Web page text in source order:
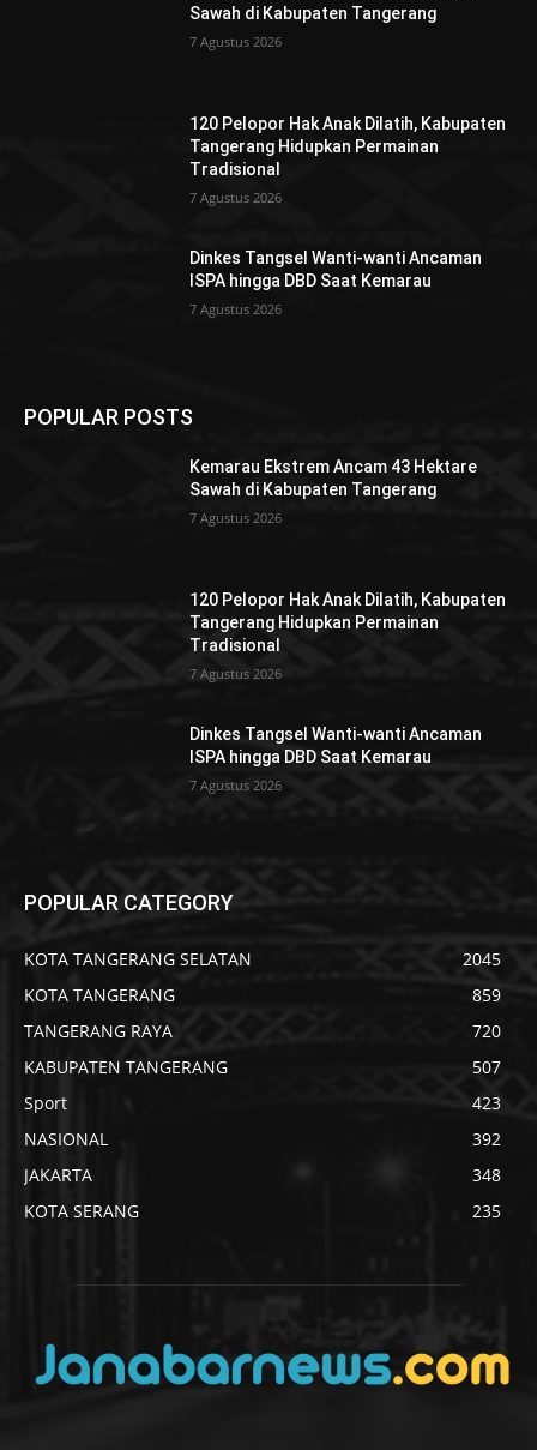
Sawah di Kabupaten Tangerang
7 Agustus 2026
120 Pelopor Hak Anak Dilatih, Kabupaten
Tangerang Hidupkan Permainan
Tradisional
7 Agustus 2026
Dinkes Tangsel Wanti-wanti Ancaman
ISPA hingga DBD Saat Kemarau
7 Agustus 2026
POPULAR POSTS
Kemarau Ekstrem Ancam 43 Hektare
Sawah di Kabupaten Tangerang
7 Agustus 2026
120 Pelopor Hak Anak Dilatih, Kabupaten
Tangerang Hidupkan Permainan
Tradisional
7 Agustus 2026
Dinkes Tangsel Wanti-wanti Ancaman
ISPA hingga DBD Saat Kemarau
7 Agustus 2026
POPULAR CATEGORY
KOTA TANGERANG SELATAN
2045
KOTA TANGERANG
859
TANGERANG RAYA
720
KABUPATEN TANGERANG
507
Sport
423
NASIONAL
392
JAKARTA
348
KOTA SERANG
235